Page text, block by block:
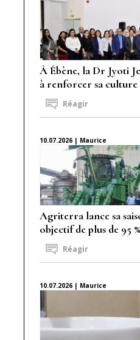
À Ébène, la Dr Jyoti
à renforcer sa
Réagir
10.07.2026 | Maurice
Agriterra lance sa
objectif de plus de 95
Réagir
10.07.2026 | Maurice